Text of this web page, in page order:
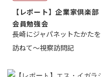
【レポート】企業家倶楽部
会員勉強会
長崎にジャパネットたかたを
訪ねて～視察訪問記